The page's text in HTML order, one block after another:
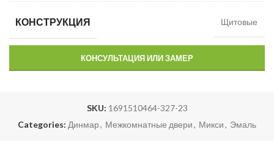
КОНСТРУКЦИЯ Щитовые
КОНСУЛЬТАЦИЯ ИЛИ ЗАМЕР
SKU: 1691510464-327-23
Categories: Динмар, Межкомнатные двери, Микси, Эмаль